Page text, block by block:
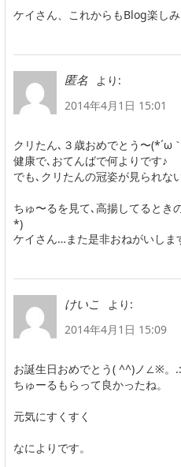
ケイさん、これからもBlog楽し
匿名
より:
2014年4月1日 15:01
クリたん､３歳おめでとう〜(*´ω
健康で､おてんばで何よりです♪
でも､クリたんの冠姿が見られな
ちゅ〜るを見て､高揚してるとき
*)
ケイさん…また是非おねがいし
けいこ
より:
2014年4月1日 15:09
お誕生日おめでとう( ^^)ノ∠※
ちゅーるもらって良かったね。
元気にすくすく
なによりです。